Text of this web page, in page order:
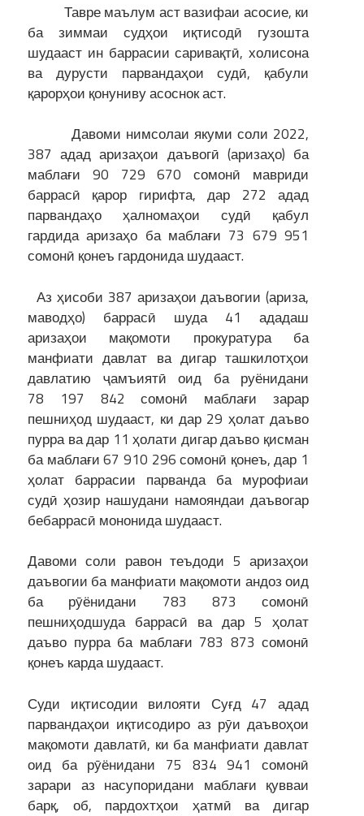
Тавре маълум аст вазифаи асосие, ки
ба зиммаи судҳои иқтисодӣ гузошта
шудааст ин баррасии саривақтӣ, холисона
ва дурусти парвандаҳои судӣ, қабули
қарорҳои қонуниву асоснок аст.
Давоми нимсолаи якуми соли 2022,
387 адад аризаҳои даъвогӣ (аризаҳо) ба
маблағи 90 729 670 сомонӣ мавриди
баррасӣ қарор гирифта, дар 272 адад
парвандаҳо ҳалномаҳои судӣ қабул
гардида аризаҳо ба маблағи 73 679 951
сомонӣ қонеъ гардонида шудааст.
Аз ҳисоби 387 аризаҳои даъвогии (ариза,
маводҳо) баррасӣ шуда 41 ададаш
аризаҳои мақомоти прокуратура ба
манфиати давлат ва дигар ташкилотҳои
давлатию ҷамъиятӣ оид ба руёнидани
78 197 842 сомонӣ маблағи зарар
пешниҳод шудааст, ки дар 29 ҳолат даъво
пурра ва дар 11 ҳолати дигар даъво қисман
ба маблағи 67 910 296 сомонӣ қонеъ, дар 1
ҳолат баррасии парванда ба мурофиаи
судӣ ҳозир нашудани намояндаи даъвогар
бебаррасӣ мононида шудааст.
Давоми соли равон теъдоди 5 аризаҳои
даъвогии ба манфиати мақомоти андоз оид
ба рӯёнидани 783 873 сомонӣ
пешниҳодшуда баррасӣ ва дар 5 ҳолат
даъво пурра ба маблағи 783 873 сомонӣ
қонеъ карда шудааст.
Суди иқтисодии вилояти Суғд 47 адад
парвандаҳои иқтисодиро аз рӯи даъвоҳои
мақомоти давлатӣ, ки ба манфиати давлат
оид ба рӯёнидани 75 834 941 сомонӣ
зарари аз насупоридани маблағи қувваи
барқ, об, пардохтҳои ҳатмӣ ва дигар